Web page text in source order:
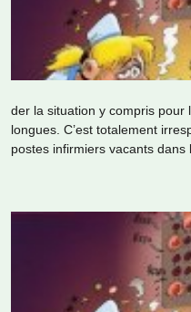
der la situa­­tion y com­­pris pour
lon­­gues. C’est tota­­le­­ment
postes infir­­miers vacants